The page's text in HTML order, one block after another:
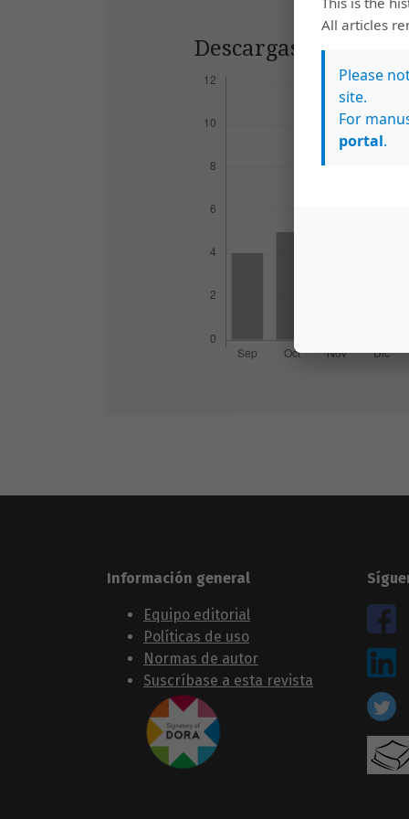
Descargas
Información general
Equipo editorial
Políticas de uso
Normas de autor
Suscríbase a esta revista
All articles
Please
site.
For
portal.